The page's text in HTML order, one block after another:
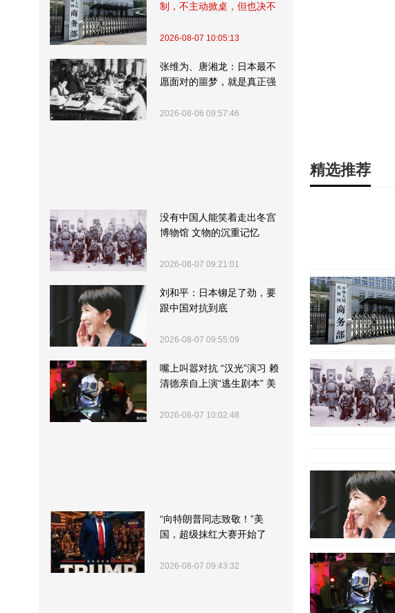
制，不主动掀桌，但也决不
2026-08-07 10:05:13
张维为、唐湘龙：日本最不
愿面对的噩梦，就是真正强
2026-08-06 09:57:46
没有中国人能笑着走出冬宫
博物馆 文物的沉重记忆
2026-08-07 09:21:01
刘和平：日本铆足了劲，要
跟中国对抗到底
2026-08-07 09:55:09
嘴上叫嚣对抗 “汉光”演习 赖
清德亲自上演“逃生剧本” 美
2026-08-07 10:02:48
“向特朗普同志致敬！”美
国，超级抹红大赛开始了
2026-08-07 09:43:32
精选推荐